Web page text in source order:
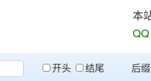
本
QQ
开头
结尾
后缀